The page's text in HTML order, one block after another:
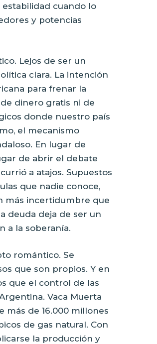
cuando lo
y potencias
Lejos de ser un
clara. La intención
para frenar la
dinero gratis ni de
donde nuestro país
el mecanismo
En lugar de
de abrir el debate
a atajos. Supuestos
que nadie conoce,
más incertidumbre que
deuda deja de ser un
a la soberanía.
romántico. Se
que son propios. Y en
que el control de las
Vaca Muerta
más de 16.000 millones
de gas natural. Con
la producción y